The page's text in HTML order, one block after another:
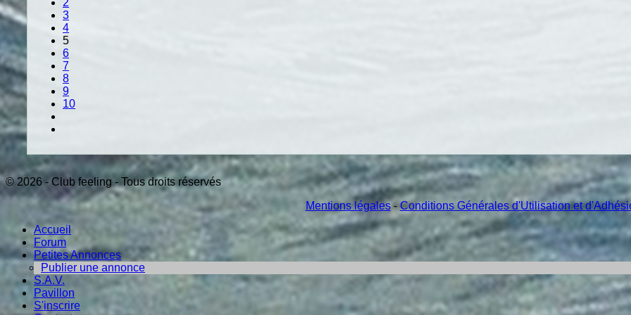
2
3
4
5
6
7
8
9
10
© 2026 - Club feeling - Tous droits réservés
Mentions légales-Conditions Générales d'Utilisation et
Accueil
Forum
Petites Annonces
Publier une annonce
S.A.V.
Pavillon
S'inscrire